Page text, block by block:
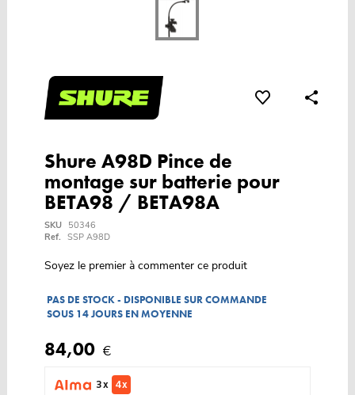
Shure A98D Pince de
montage sur batterie pour
BETA98 / BETA98A
SKU
50346
Ref. SSP A98D
Soyez le premier à commenter ce produit
PAS DE STOCK - DISPONIBLE SUR COMMANDE
SOUS 14 JOURS EN MOYENNE
84,00 €
3 x 4 x